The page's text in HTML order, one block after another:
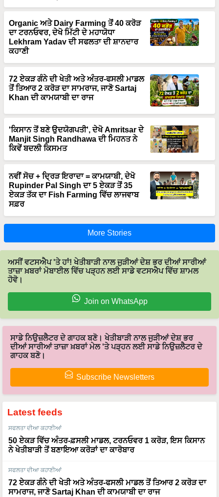
Organic ਅਤੇ Dairy Farming ਤੋਂ 40 ਕਰੋੜ
ਦਾ ਟਰਨਓਵਰ, ਦੇਖੋ ਮਿੱਟੀ ਦੇ ਮਹਾਯੋਧਾ
Lekhram Yadav ਦੀ ਸਫਲਤਾ ਦੀ ਸ਼ਾਨਦਾਰ
ਕਹਾਣੀ
72 ਏਕੜ ਗੰਨੇ ਦੀ ਖੇਤੀ ਅਤੇ ਅੰਤਰ-ਫਸਲੀ ਮਾਡਲ
ਤੋਂ ਤਿਆਰ 2 ਕਰੋੜ ਦਾ ਸਾਮਰਾਜ, ਜਾਣੋ Sartaj
Khan ਦੀ ਕਾਮਯਾਬੀ ਦਾ ਰਾਜ
'ਕਿਸਾਨ ਤੋਂ ਬਣੇ ਉਦਯੋਗਪਤੀ', ਦੇਖੋ Amritsar ਦੇ
Manjit Singh Randhawa ਦੀ ਮਿਹਨਤ ਨੇ
ਕਿਵੇਂ ਬਦਲੀ ਕਿਸਮਤ
ਨਵੀਂ ਸੋਚ + ਦ੍ਰਿੜ ਇਰਾਦਾ = ਕਾਮਯਾਬੀ, ਦੇਖੋ
Rupinder Pal Singh ਦਾ 5 ਏਕੜ ਤੋਂ 35
ਏਕੜ ਤੱਕ ਦਾ Fish Farming ਵਿੱਚ ਲਾਜਵਾਬ
ਸਫ਼ਰ
More Stories
ਅਸੀਂ ਵਟਸਐਪ 'ਤੇ ਹਾਂ! ਖੇਤੀਬਾੜੀ ਨਾਲ ਜੁੜੀਆਂ ਦੇਸ਼ ਭਰ ਦੀਆਂ ਸਾਰੀਆਂ
ਤਾਜ਼ਾ ਖ਼ਬਰਾਂ ਮੋਬਾਈਲ ਵਿੱਚ ਪੜ੍ਹਨ ਲਈ ਸਾਡੇ ਵਟਸਐਪ ਵਿੱਚ ਸ਼ਾਮਲ
ਹੋਵੋ।
Join on WhatsApp
ਸਾਡੇ ਨਿਉਜ਼ਲੈਟਰ ਦੇ ਗਾਹਕ ਬਣੋ। ਖੇਤੀਬਾੜੀ ਨਾਲ ਜੁੜੀਆਂ ਦੇਸ਼ ਭਰ
ਦੀਆਂ ਸਾਰੀਆਂ ਤਾਜ਼ਾ ਖ਼ਬਰਾਂ ਮੇਲ 'ਤੇ ਪੜ੍ਹਨ ਲਈ ਸਾਡੇ ਨਿਉਜ਼ਲੈਟਰ ਦੇ
ਗਾਹਕ ਬਣੋ।
Subscribe Newsletters
Latest feeds
ਸਫਲਤਾ ਦੀਆ ਕਹਾਣੀਆਂ
50 ਏਕੜ ਵਿੱਚ ਅੰਤਰ-ਫ਼ਸਲੀ ਮਾਡਲ, ਟਰਨਓਵਰ 1 ਕਰੋੜ, ਇਸ ਕਿਸਾਨ
ਨੇ ਖੇਤੀਬਾੜੀ ਤੋਂ ਬਣਾਇਆ ਕਰੋੜਾਂ ਦਾ ਕਾਰੋਬਾਰ
ਸਫਲਤਾ ਦੀਆ ਕਹਾਣੀਆਂ
72 ਏਕੜ ਗੰਨੇ ਦੀ ਖੇਤੀ ਅਤੇ ਅੰਤਰ-ਫਸਲੀ ਮਾਡਲ ਤੋਂ ਤਿਆਰ 2 ਕਰੋੜ ਦਾ
ਸਾਮਰਾਜ, ਜਾਣੋ Sartaj Khan ਦੀ ਕਾਮਯਾਬੀ ਦਾ ਰਾਜ